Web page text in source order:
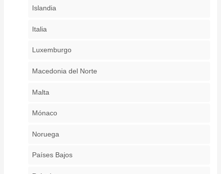
Islandia
Italia
Luxemburgo
Macedonia del Norte
Malta
Mónaco
Noruega
Países Bajos